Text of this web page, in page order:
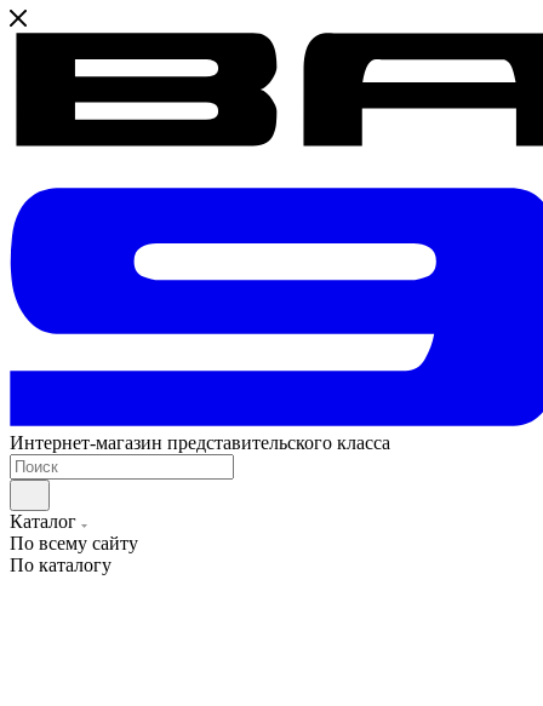
Интернет-магазин представительского класса
Каталог
По всему сайту
По каталогу